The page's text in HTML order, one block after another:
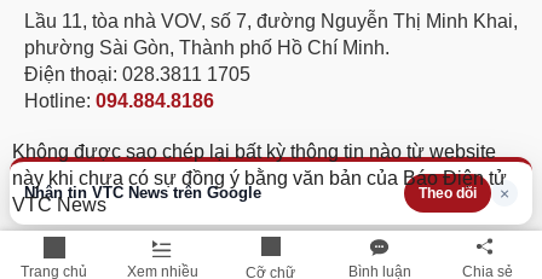
Trang chủ Xem nhiều Cỡ chữ Bình luận Chia sẻ
Nhận tin VTC News trên Google Theo dõi ×
Lầu 11, tòa nhà VOV, số 7, đường Nguyễn Thị Minh Khai,
phường Sài Gòn, Thành phố Hồ Chí Minh.
Điện thoại: 028.3811 1705
Hotline: 094.884.8186
Không được sao chép lại bất kỳ thông tin nào từ website
này khi chưa có sự đồng ý bằng văn bản của Báo Điện tử
VTC News